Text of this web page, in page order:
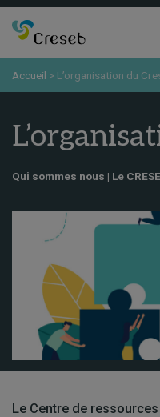
Accueil > L’organisation du
Qui sommes nous | Le
Le Centre de